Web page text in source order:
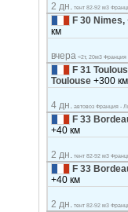
2 дн. тент 82-92 м3
F 30 Nimes,
км
вчера <2т, 20м3 Франция
F 31
Toulouse+300 км
4 дн. автовоз Франция -
F 33
+40 км
2 дн. тент 82-92 м3
F 33
+40 км
2 дн. тент 82-92 м3